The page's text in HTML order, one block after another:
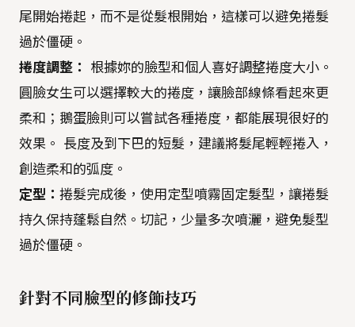
尾開始捲起，而不是從髮根開始，這樣可以避免捲髮
過於僵硬。
捲度調整：
根據妳的臉型和個人喜好調整捲度大小。
圓臉女生可以選擇較大的捲度，讓臉部線條看起來更
柔和；鵝蛋臉則可以嘗試各種捲度，都能展現很好的
效果。 長度及到下巴的短髮，建議將髮尾輕輕捲入，
創造柔和的弧度。
定型： 捲髮完成後，使用定型噴霧固定髮型，讓捲髮
持久保持蓬鬆自然。切記，少量多次噴灑，避免髮型
過於僵硬。
針對不同臉型的修飾技巧